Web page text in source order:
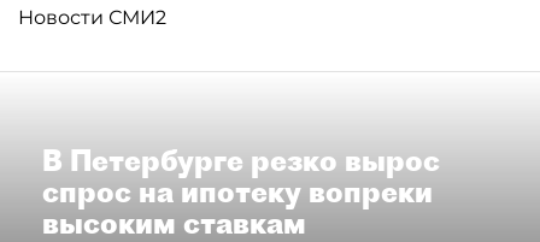
Новости СМИ2
В Петербурге резко вырос
спрос на ипотеку вопреки
высоким ставкам